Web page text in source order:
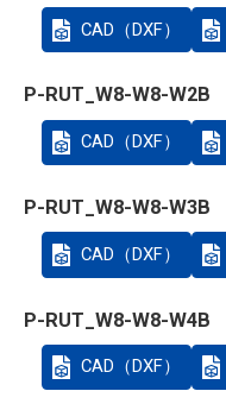
CAD（DXF）
P-RUT_W8-W8-W2B
CAD（DXF）
P-RUT_W8-W8-W3B
CAD（DXF）
P-RUT_W8-W8-W4B
CAD（DXF）